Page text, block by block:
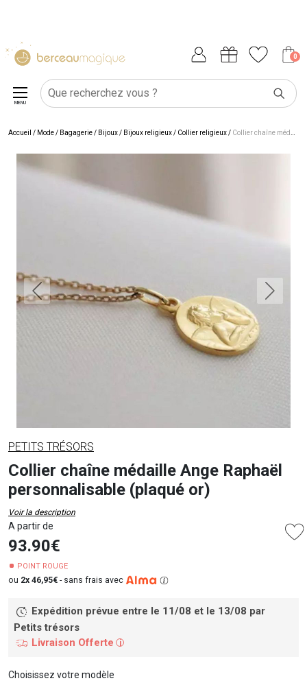
0
MENU
Accueil / Mode / Bagagerie/ Bijoux/ Bijoux religieux/ Collier religieux/ Collier chaîne médaille Ange Raphaël personnalisable (plaqué or)
PETITS TRÉSORS
Collier chaîne médaille Ange Raphaël
personnalisable (plaqué or)
Voir la description
A partir de
93.90€
POINT ROUGE
ou 2x 46,95€ - sans frais avec
Expédition prévue entre le 11/08 et le 13/08 par
Petits trésors
Livraison Offerte
i
Choisissez votre modèle